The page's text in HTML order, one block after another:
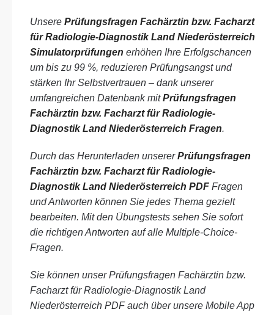
Unsere Prüfungsfragen Fachärztin bzw. Facharzt
für Radiologie-Diagnostik Land Niederösterreich
Simulatorprüfungen erhöhen Ihre Erfolgschancen
um bis zu 99 %, reduzieren Prüfungsangst und
stärken Ihr Selbstvertrauen – dank unserer
umfangreichen Datenbank mitPrüfungsfragen
Fachärztin bzw. Facharzt für Radiologie-
Diagnostik Land Niederösterreich Fragen.
Durch das Herunterladen unsererPrüfungsfragen
Fachärztin bzw. Facharzt für Radiologie-
Diagnostik Land Niederösterreich PDF Fragen
und Antworten können Sie jedes Thema gezielt
bearbeiten. Mit den Übungstests sehen Sie sofort
die richtigen Antworten auf alle Multiple-Choice-
Fragen.
Sie können unser Prüfungsfragen Fachärztin bzw.
Facharzt für Radiologie-Diagnostik Land
Niederösterreich PDF auch über unsere Mobile App